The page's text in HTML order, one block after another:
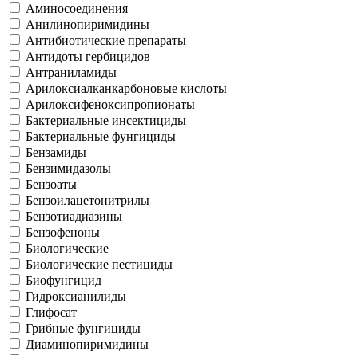
Аминосоединения
Анилинопиримидины
Антибиотические препараты
Антидоты гербицидов
Антраниламиды
Арилоксиалканкарбоновые кислоты
Арилоксифеноксипропионаты
Бактериальные инсектициды
Бактериальные фунгициды
Бензамиды
Бензимидазолы
Бензоаты
Бензоилацетонитрилы
Бензотиадиазины
Бензофеноны
Биологические
Биологические пестициды
Биофунгицид
Гидроксианилиды
Глифосат
Грибные фунгициды
Диаминопиримидины